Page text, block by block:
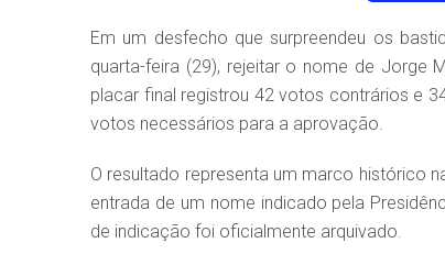
Em um desfecho que surpreendeu os
quarta-feira (29), rejeitar o nome de Jorge
placar final registrou 42 votos contrários e
votos necessários para a aprovação.
O resultado representa um marco histórico
entrada de um nome indicado pela
de indicação foi oficialmente arquivado.